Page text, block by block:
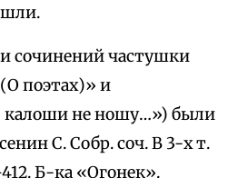
сочинений частушки
поэтах)» и
калоши не ношу…») были
С. Собр. соч. В 3-х т.
Б-ка «Огонек».